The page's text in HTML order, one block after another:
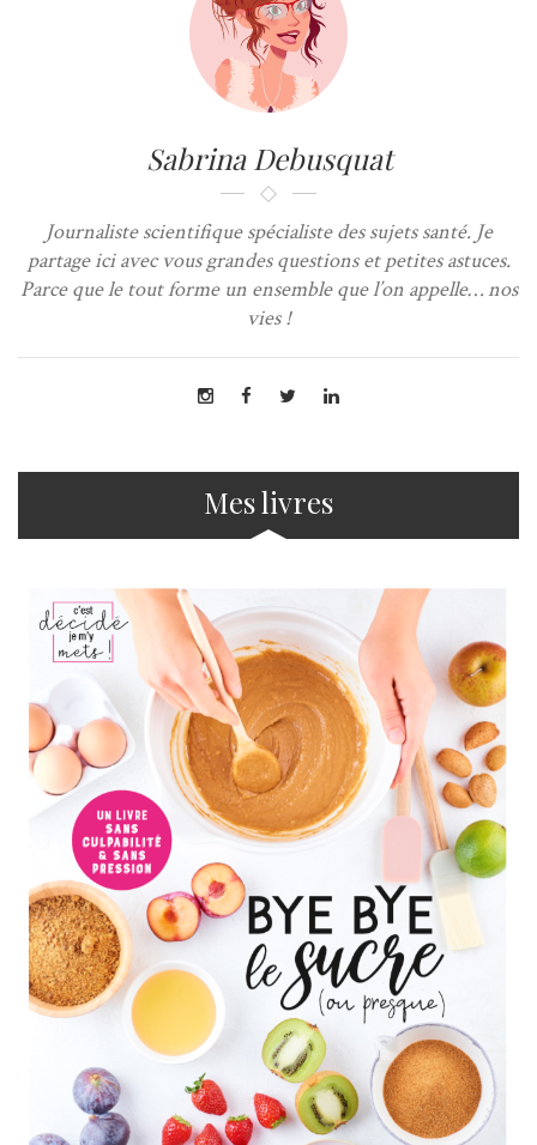
Sabrina Debusquat
Journaliste scientifique spécialiste des sujets santé. Je
partage ici avec vous grandes questions et petites astuces.
Parce que le tout forme un ensemble que l’on appelle… nos
vies !
Mes livres